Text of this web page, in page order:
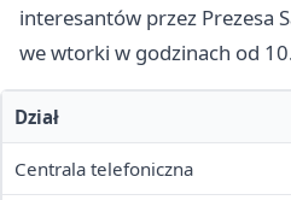
interesantów przez Prezesa
we wtorki w godzinach od
Dział
Centrala telefoniczna